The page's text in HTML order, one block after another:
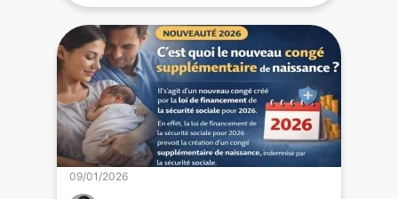
09/01/2026